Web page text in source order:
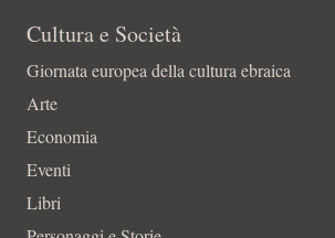
Cultura e Società
Giornata europea della cultura ebraica
Arte
Economia
Eventi
Libri